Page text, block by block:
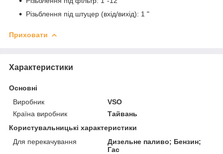
Різьблення під штуцер (вхід/вихід): 1 "
Приховати
Характеристики
Основні
Виробник
VSO
Країна виробник
Тайвань
Користувальницькі характеристики
Для перекачування
Дизельне паливо; Бензин;
Гас